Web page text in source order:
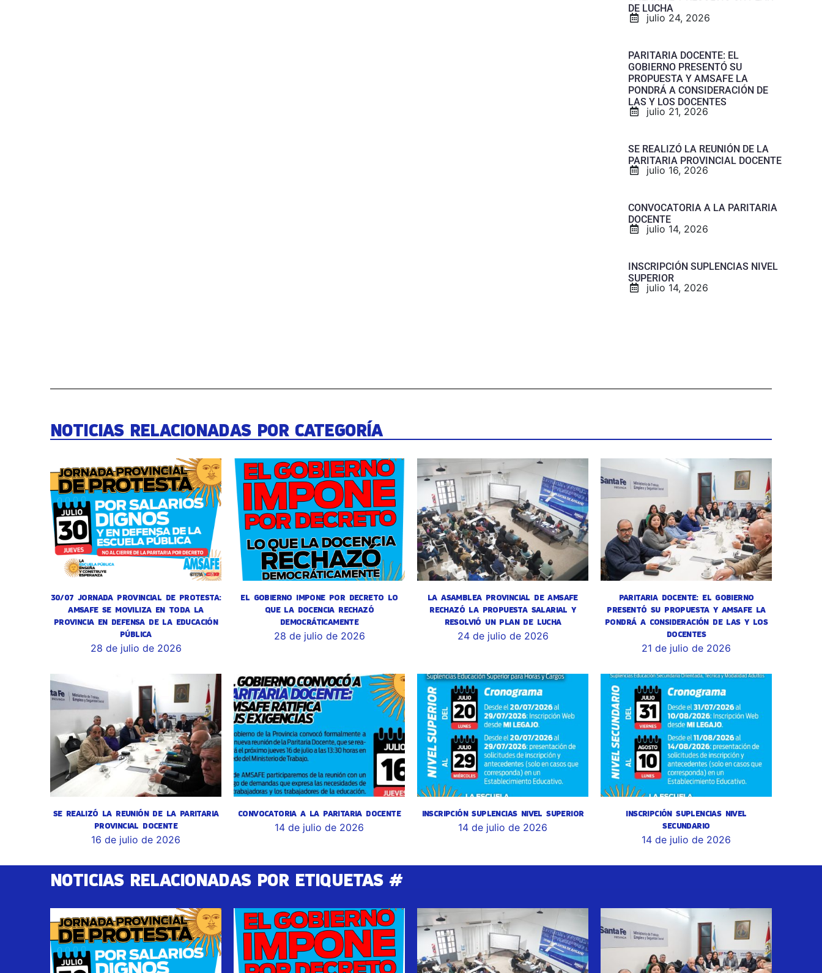
DE LUCHA
julio 24, 2026
PARITARIA DOCENTE: EL
GOBIERNO PRESENTÓ SU
PROPUESTA Y AMSAFE LA
PONDRÁ A CONSIDERACIÓN DE
LAS Y LOS DOCENTES
julio 21, 2026
SE REALIZÓ LA REUNIÓN DE LA
PARITARIA PROVINCIAL DOCENTE
julio 16, 2026
CONVOCATORIA A LA PARITARIA
DOCENTE
julio 14, 2026
INSCRIPCIÓN SUPLENCIAS NIVEL
SUPERIOR
julio 14, 2026
NOTICIAS RELACIONADAS POR CATEGORÍA
30/07 JORNADA PROVINCIAL DE PROTESTA:
AMSAFE SE MOVILIZA EN TODA LA
PROVINCIA EN DEFENSA DE LA EDUCACIÓN
PÚBLICA
28 de julio de 2026
EL GOBIERNO IMPONE POR DECRETO LO
QUE LA DOCENCIA RECHAZÓ
DEMOCRÁTICAMENTE
28 de julio de 2026
LA ASAMBLEA PROVINCIAL DE AMSAFE
RECHAZÓ LA PROPUESTA SALARIAL Y
RESOLVIÓ UN PLAN DE LUCHA
24 de julio de 2026
PARITARIA DOCENTE: EL GOBIERNO
PRESENTÓ SU PROPUESTA Y AMSAFE LA
PONDRÁ A CONSIDERACIÓN DE LAS Y LOS
DOCENTES
21 de julio de 2026
SE REALIZÓ LA REUNIÓN DE LA PARITARIA
PROVINCIAL DOCENTE
16 de julio de 2026
CONVOCATORIA A LA PARITARIA DOCENTE
14 de julio de 2026
INSCRIPCIÓN SUPLENCIAS NIVEL SUPERIOR
14 de julio de 2026
INSCRIPCIÓN SUPLENCIAS NIVEL
SECUNDARIO
14 de julio de 2026
NOTICIAS RELACIONADAS POR ETIQUETAS #